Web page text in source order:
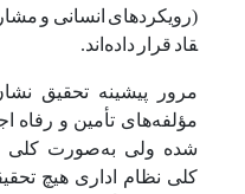
(رویکردهای انسانی و
قاد قرار داده‌اند.
مرور پیشینه تحقیق
مؤلفه‌های تأمین و رفاه
شده ولی به‌صورت کلی
کلی نظام اداری هیچ